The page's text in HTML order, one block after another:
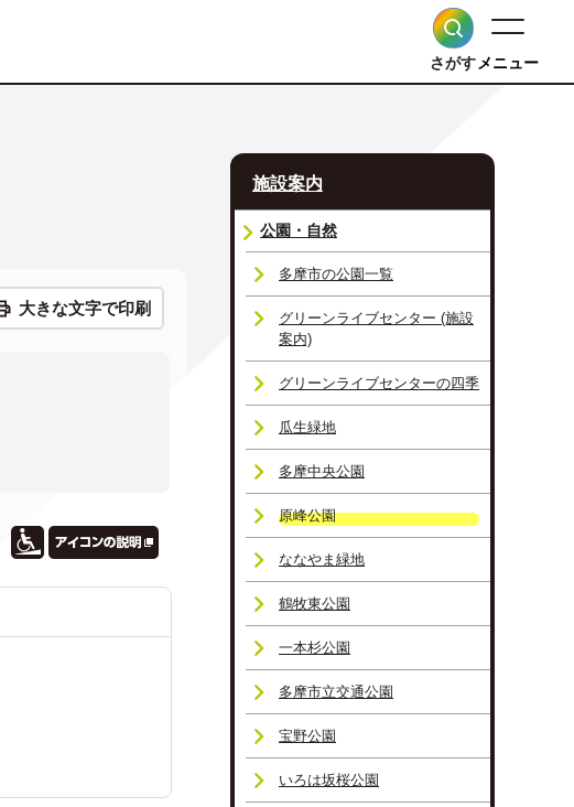
さがすメニュー
大きな文字で印刷
施設案内
公園・自然
多摩市の公園一覧
グリーンライブセンター (施設
案内)
グリーンライブセンターの四季
瓜生緑地
多摩中央公園
原峰公園
ななやま緑地
鶴牧東公園
一本杉公園
多摩市立交通公園
宝野公園
いろは坂桜公園